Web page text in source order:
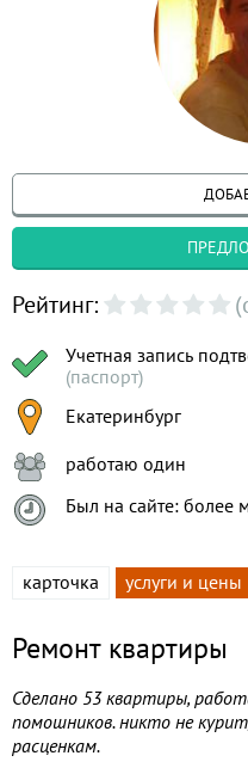
Рейтинг:
Учетная запись
(паспорт)
Екатеринбург
работаю один
Был на сайте: более
карточка услуги и цены
Ремонт квартиры
Сделано 53 квартиры,
помошников. никто не
расценкам.